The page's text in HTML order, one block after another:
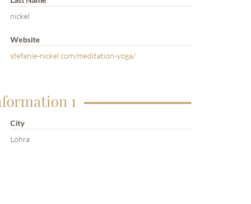
nickel
Website
stefanie-nickel.com/meditation-yoga/
1
City
Lohra